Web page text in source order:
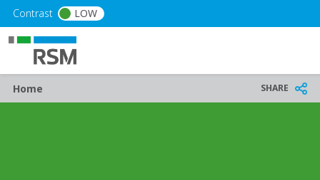
Skip to main content
Contrast LOW
Breadcrumb
Home SHARE